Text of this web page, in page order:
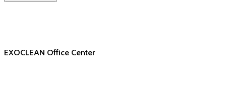
EXOCLEAN Office Center